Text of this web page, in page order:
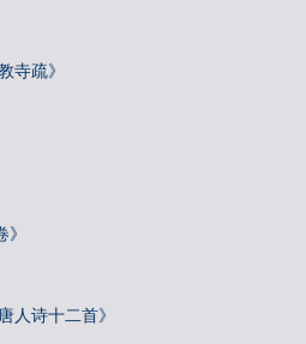
寺疏》
人诗十二首》